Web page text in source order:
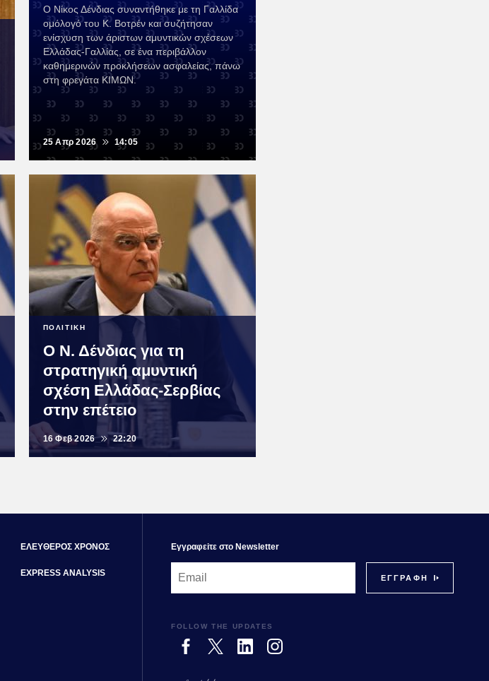
Ο Νίκος Δένδιας συναντήθηκε με τη Γαλλίδα
ομόλογό του Κ. Βοτρέν και συζήτησαν
ενίσχυση των άριστων αμυντικών σχέσεων
Ελλάδας-Γαλλίας, σε ένα περιβάλλον
καθημερινών προκλήσεων ασφαλείας, πάνω
στη φρεγάτα ΚΙΜΩΝ.
25 Απρ 2026 14:05
ΠΟΛΙΤΙΚΗ
Ο Ν. Δένδιας για τη
στρατηγική αμυντική
σχέση Ελλάδας-Σερβίας
στην επέτειο
16 Φεβ 2026 22:20
ΕΛΕΥΘΕΡΟΣ ΧΡΟΝΟΣ
EXPRESS ANALYSIS
FOLLOW THE UPDATES
Εγγραφεiτε στο Newsletter